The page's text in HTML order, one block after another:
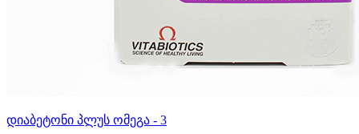
დიაბეტონი პლუს ომეგა - 3